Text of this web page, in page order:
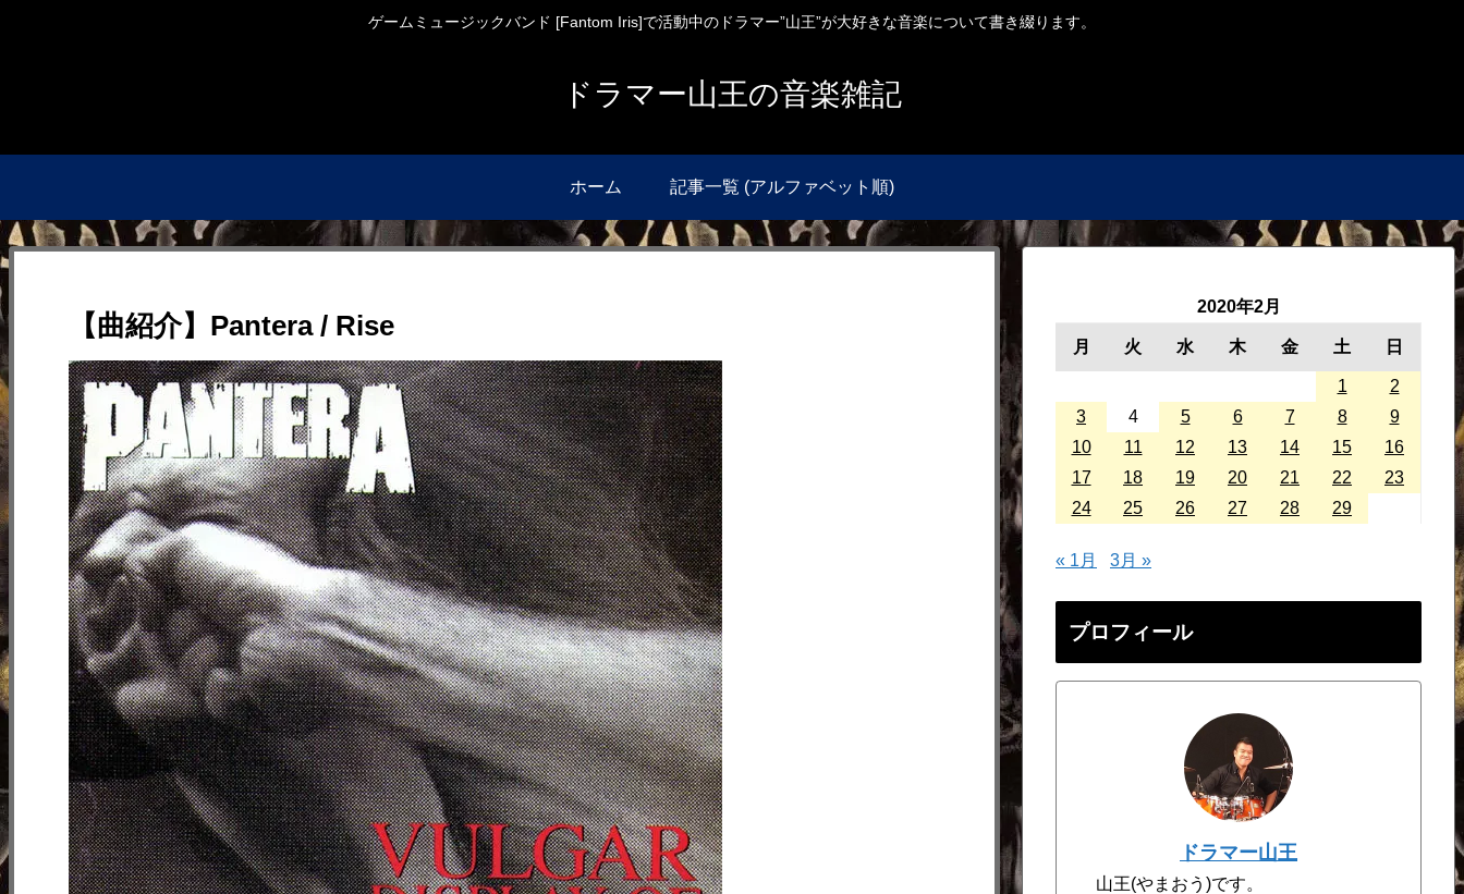
ゲームミュージックバンド [Fantom Iris]で活動中のドラマー”山王”が大好きな音楽について書き綴ります。
ドラマー山王の音楽雑記
ホーム 記事一覧 (アルファベット順)
【曲紹介】Pantera / Rise
2020年2月
月 火 水 木 金 土 日
1
2
3
4 5 6 7 8
9
10
11 12 13 14 15
16
17
18 19 20 21 22
23
24
25 26 27 28 29
« 1月 3月 »
プロフィール
ドラマー山王
山王(やまおう)です。